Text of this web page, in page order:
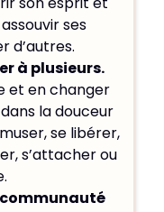
ses
d’autres.
à plusieurs.
et en changer
la douceur
se libérer,
s’attacher ou